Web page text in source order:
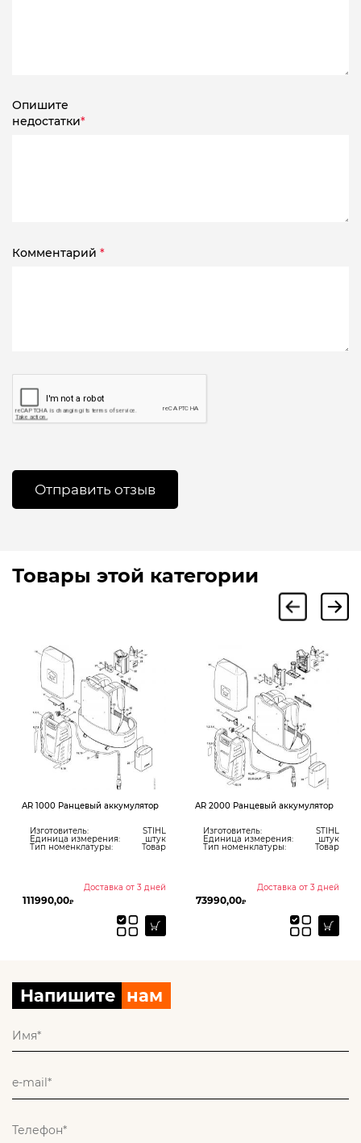
Опишите
недостатки*
Комментарий *
Товары этой категории
AR 1000 Ранцевый аккумулятор
Изготовитель: STIHL
Единица измерения: штук
Тип номенклатуры: Товар
Доставка от 3 дней
111990,00₽
AR 2000 Ранцевый аккумулятор
Изготовитель: STIHL
Единица измерения: штук
Тип номенклатуры: Товар
Доставка от 3 дней
73990,00₽
Напишите нам